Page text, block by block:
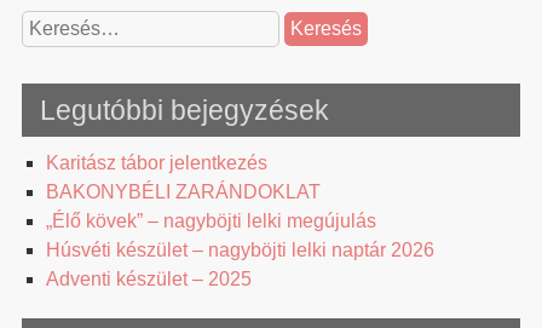
Keresés:
Legutóbbi bejegyzések
Karitász tábor jelentkezés
BAKONYBÉLI ZARÁNDOKLAT
„Élő kövek” – nagyböjti lelki megújulás
Húsvéti készület – nagyböjti lelki naptár 2026
Adventi készület – 2025